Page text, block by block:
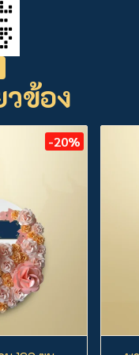
ข้อง
-20%